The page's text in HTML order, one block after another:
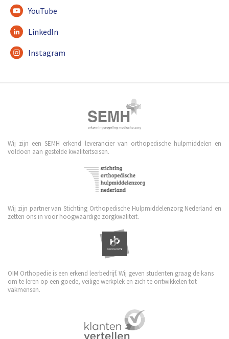
YouTube
LinkedIn
Instagram
Wij zijn een SEMH erkend leverancier van orthopedische hulpmiddelen en
voldoen aan gestelde kwaliteitseisen.
Wij zijn partner van Stichting Orthopedische Hulpmiddelenzorg Nederland en
zetten ons in voor hoogwaardige zorgkwaliteit.
OIM Orthopedie is een erkend leerbedrijf. Wij geven studenten graag de kans
om te leren op een goede, veilige werkplek en zich te ontwikkelen tot
vakmensen.